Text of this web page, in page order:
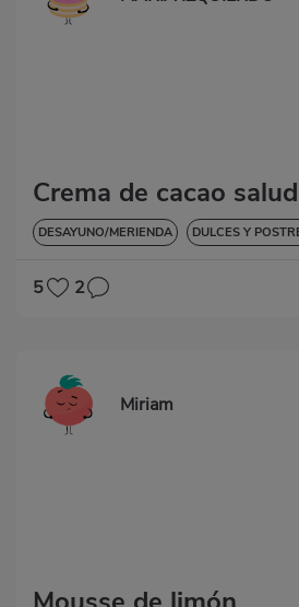
Crema de cacao
DESAYUNO/MERIENDA DULCES Y
5 2
Miriam